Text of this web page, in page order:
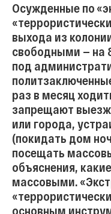
Осужденные по
выхода из
свободными — на
под
раз в месяц
запрещают
или города,
(покидать дом
посещать
объяснения,
массовыми.
основным